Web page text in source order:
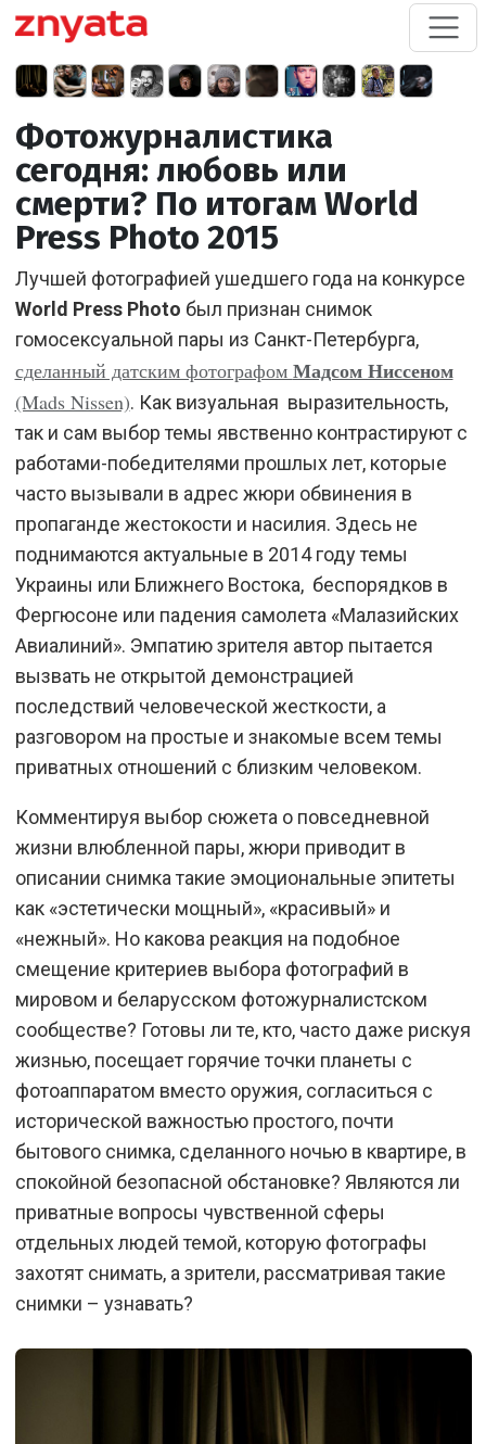
Фотожурналистика
сегодня: любовь или
смерти? По итогам World
Press Photo 2015
Лучшей фотографией ушедшего года на конкурсе
World Press Photo был признан снимок
гомосексуальной пары из Санкт-Петербурга,
сделанный датским фотографом Мадсом Ниссеном
(Mads Nissen). Как визуальная выразительность,
так и сам выбор темы явственно контрастируют с
работами-победителями прошлых лет, которые
часто вызывали в адрес жюри обвинения в
пропаганде жестокости и насилия. Здесь не
поднимаются актуальные в 2014 году темы
Украины или Ближнего Востока, беспорядков в
Фергюсоне или падения самолета «Малазийских
Авиалиний». Эмпатию зрителя автор пытается
вызвать не открытой демонстрацией
последствий человеческой жесткости, а
разговором на простые и знакомые всем темы
приватных отношений с близким человеком.
Комментируя выбор сюжета о повседневной
жизни влюбленной пары, жюри приводит в
описании снимка такие эмоциональные эпитеты
как «эстетически мощный», «красивый» и
«нежный». Но какова реакция на подобное
смещение критериев выбора фотографий в
мировом и беларусском фотожурналистском
сообществе? Готовы ли те, кто, часто даже рискуя
жизнью, посещает горячие точки планеты с
фотоаппаратом вместо оружия, согласиться с
исторической важностью простого, почти
бытового снимка, сделанного ночью в квартире, в
спокойной безопасной обстановке? Являются ли
приватные вопросы чувственной сферы
отдельных людей темой, которую фотографы
захотят снимать, а зрители, рассматривая такие
снимки – узнавать?